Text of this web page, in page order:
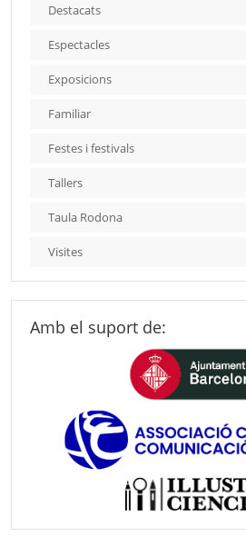
Destacats
Espectacles
Exposicions
Familiar
Festes i festivals
Tallers
Taula Rodona
Visites
Amb el suport de: